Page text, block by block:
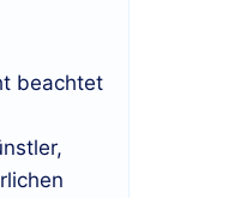
beachtet